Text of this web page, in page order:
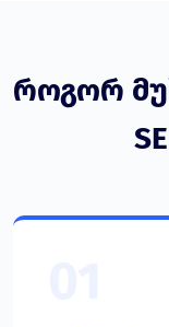
როგორ